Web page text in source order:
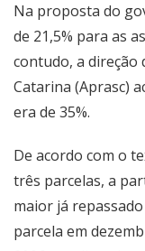
Na proposta do
de 21,5% para as
contudo, a direção
Catarina (Aprasc)
era de 35%.
De acordo com o
três parcelas, a
maior já
parcela em